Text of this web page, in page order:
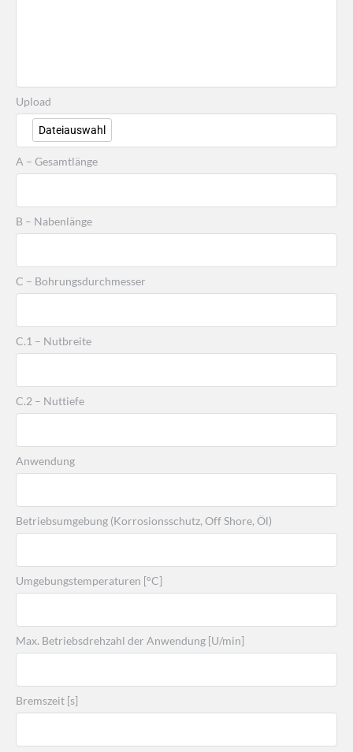
Upload
Dateiauswahl
A – Gesamtlänge
B – Nabenlänge
C – Bohrungsdurchmesser
C.1 – Nutbreite
C.2 – Nuttiefe
Anwendung
Betriebsumgebung (Korrosionsschutz, Off Shore, Öl)
Umgebungstemperaturen [°C]
Max. Betriebsdrehzahl der Anwendung [U/min]
Bremszeit [s]